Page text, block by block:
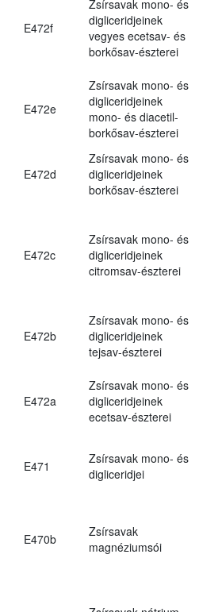
E472f
Zsírsavak mono- és
digliceridjeinek
vegyes ecetsav- és
borkősav-észterei
E472e
Zsírsavak mono- és
digliceridjeinek
mono- és diacetil-
borkősav-észterei
E472d
Zsírsavak mono- és
digliceridjeinek
borkősav-észterei
E472c
Zsírsavak mono- és
digliceridjeinek
citromsav-észterei
E472b
Zsírsavak mono- és
digliceridjeinek
tejsav-észterei
E472a
Zsírsavak mono- és
digliceridjeinek
ecetsav-észterei
E471
Zsírsavak mono- és
digliceridjei
E470b
Zsírsavak
magnéziumsói